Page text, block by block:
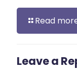
Read
Leave a